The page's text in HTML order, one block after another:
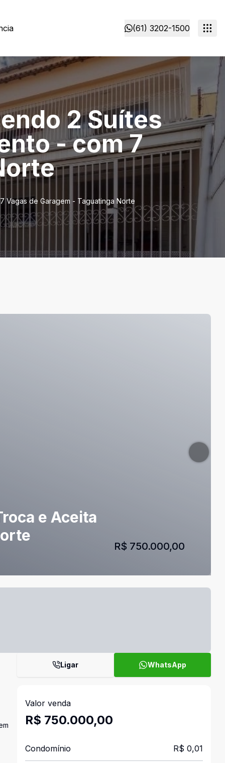
(61) 3202-1500
2 Suítes
- com 7
Vagas de Garagem - Taguatinga Norte
e Aceita
R$ 750.000,00
Ligar WhatsApp
Valor venda
R$ 750.000,00
Condomínio R$ 0,01